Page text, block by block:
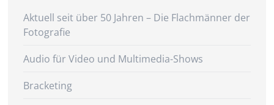
Aktuell seit über 50 Jahren – Die Flachmänner der
Fotografie
Audio für Video und Multimedia-Shows
Bracketing